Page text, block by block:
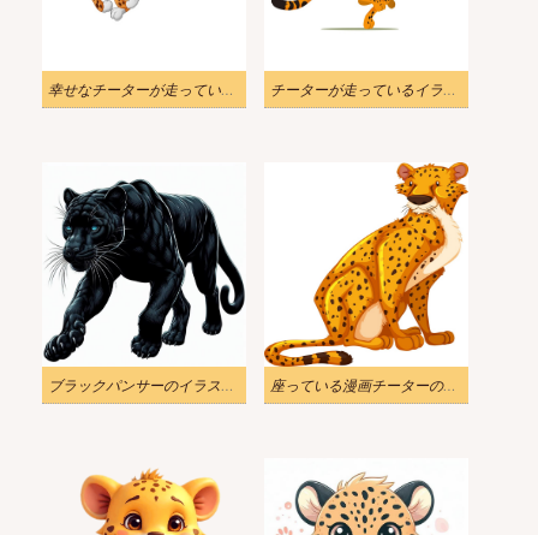
幸せなチーターが走っているイラスト チーターが走っているイラスト１
ブラックパンサーのイラスト 2 座っている漫画チーターのイラスト